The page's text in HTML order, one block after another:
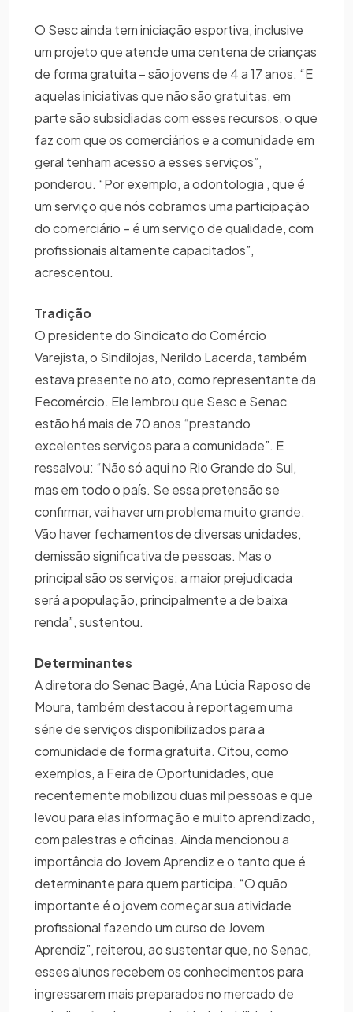
O Sesc ainda tem iniciação esportiva, inclusive
um projeto que atende uma centena de crianças
de forma gratuita – são jovens de 4 a 17 anos. “E
aquelas iniciativas que não são gratuitas, em
parte são subsidiadas com esses recursos, o que
faz com que os comerciários e a comunidade em
geral tenham acesso a esses serviços”,
ponderou. “Por exemplo, a odontologia , que é
um serviço que nós cobramos uma participação
do comerciário – é um serviço de qualidade, com
profissionais altamente capacitados”,
acrescentou.
Tradição
O presidente do Sindicato do Comércio
Varejista, o Sindilojas, Nerildo Lacerda, também
estava presente no ato, como representante da
Fecomércio. Ele lembrou que Sesc e Senac
estão há mais de 70 anos “prestando
excelentes serviços para a comunidade”. E
ressalvou: “Não só aqui no Rio Grande do Sul,
mas em todo o país. Se essa pretensão se
confirmar, vai haver um problema muito grande.
Vão haver fechamentos de diversas unidades,
demissão significativa de pessoas. Mas o
principal são os serviços: a maior prejudicada
será a população, principalmente a de baixa
renda”, sustentou.
Determinantes
A diretora do Senac Bagé, Ana Lúcia Raposo de
Moura, também destacou à reportagem uma
série de serviços disponibilizados para a
comunidade de forma gratuita. Citou, como
exemplos, a Feira de Oportunidades, que
recentemente mobilizou duas mil pessoas e que
levou para elas informação e muito aprendizado,
com palestras e oficinas. Ainda mencionou a
importância do Jovem Aprendiz e o tanto que é
determinante para quem participa. “O quão
importante é o jovem começar sua atividade
profissional fazendo um curso de Jovem
Aprendiz”, reiterou, ao sustentar que, no Senac,
esses alunos recebem os conhecimentos para
ingressarem mais preparados no mercado de